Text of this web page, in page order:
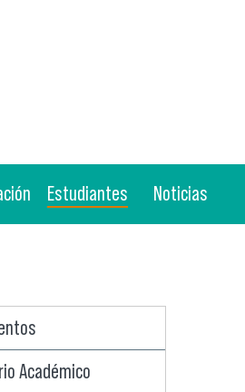
Estudiantes Noticias
Académico